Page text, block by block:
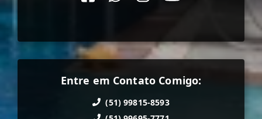
Entre em Contato Comigo:
(51) 99815-8593